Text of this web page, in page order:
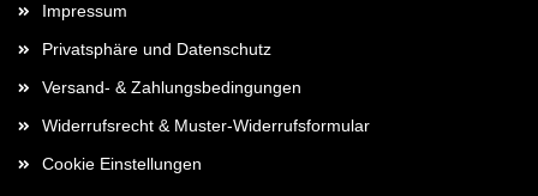
Impressum
Privatsphäre und Datenschutz
Versand- & Zahlungsbedingungen
Widerrufsrecht & Muster-Widerrufsformular
Cookie Einstellungen